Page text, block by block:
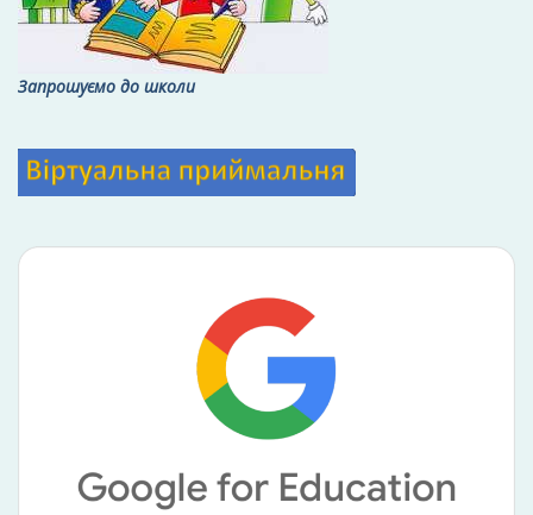
Запрошуємо до школи